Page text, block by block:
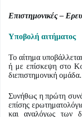
Επιστημονικές –
Υποβολή αιτήματος
Το αίτημα
ή με επίσκεψη στο
διεπιστημονική ομάδα.
Συνήθως η πρώτη
επίσης
και αναλόγως των